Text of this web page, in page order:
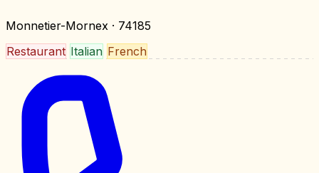
Monnetier-Mornex · 74185
Restaurant Italian French